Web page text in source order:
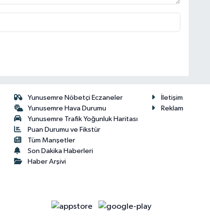
Yunusemre Nöbetçi Eczaneler
Yunusemre Hava Durumu
Yunusemre Trafik Yoğunluk Haritası
Puan Durumu ve Fikstür
Tüm Manşetler
Son Dakika Haberleri
Haber Arşivi
İletişim
Reklam